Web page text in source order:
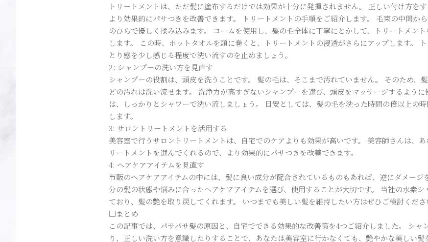
トリートメントは、ただ髪に塗布するだけでは効果が十分に発揮されません。 正しい付け方をす
より効果的にパサつきを改善できます。 トリートメントの手順をご紹介します。 毛束の中間か
のひらで優しく揉み込みます。 コームを使用し、髪の毛全体に丁寧にとかして、トリートメン
します。 この時、ホットタオルを頭に巻くと、トリートメントの浸透がさらにアップします。
とり感を少し感じる程度で洗い流すのを止めましょう。
2: シャンプーの洗い方を見直す
シャンプーの役割は、頭皮を洗うことです。 髪の毛は、そこまで汚れていません。 そのため、
どの汚れは洗い流せます。 洗浄力が高すぎないシャンプーを選び、頭皮をマッサージするよう
は、しっかりとシャワーで洗い流しましょう。 目安としては、髪の毛を洗った時間の倍以上の
します。
3: サロントリートメントを活用する
美容室で行うサロントリートメントは、自宅でのケアよりも効果が高いです。 美容師さんは、
リートメントを選んでくれるので、より効果的にパサつきを改善できます。
4: ヘアケアアイテムを見直す
市販のヘアケアアイテムの中には、髪に良い成分が配合されているものもあれば、逆にダメージ
分の髪の状態や悩みに合ったヘアケアアイテムを選び、使用することが大切です。 当社の水素
ており、髪の艶を取り戻してくれます。 いつまでも美しい髪を維持したい方はぜひご検討くださ
□まとめ
この記事では、パサパサ髪の原因と、自宅でできる効果的な改善策を4つご紹介しました。 シャ
り、正しい洗い方を意識したりすることで、あなたは美容室に行かなくても、艶やかな美しい